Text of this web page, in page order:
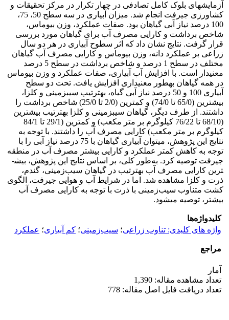
آزمایش­های بلوک کامل تصادفی در چهار تکرار در مرکز تحقیقات و
کشاورزی جیرفت انجام شد. میزان آبیاری در سه سطح 50، 75،
100 درصد نیاز آبی گیاهان بود. صفات عملکرد، وزن بیوماس،
شاخص برداشت و کارایی مصرف آب برای گیاهان مورد بررسی
قرار گرفت. نتایج نشان داد که اثر سطوح آبیاری در هر دو سال
زراعی بر عملکرد دانه، وزن بیوماس و کارایی مصرف آب گیاهان
مختلف در سطح 1 درصد و شاخص برداشت در سطح 5 درصد
معنی­دار است. با افزایش آب آبیاری، صفات عملکرد و وزن بیوماس
در همه گیاهان به­طور معنی‏داری افزایش یافت. تحت دو سطح
آبیاری 100 و 50 درصد نیاز آبی گیاه، به­ترتیب سیب‏زمینی و کلزا،
بیش­ترین (65/0 تا 74/0) و کم­ترین (2/0 تا 25/0) شاخص برداشت را
داشتند. از طرف دیگر، گیاهان سیب‏زمینی و کلزا به­ترتیب بیش­ترین
(68/10 تا 76/22 کیلوگرم بر متر مکعب) و کم­ترین (29/1 تا 84/1
کیلوگرم بر متر مکعب) کارایی مصرف آب را داشتند. با توجه به
نتایج این پژوهش، می‏توان آبیاری گیاهان با 75 درصد نیاز آبی را با
توجه به کاهش کمتر عملکرد و کارایی بیشتر مصرف آب در منطقه
جیرفت توصیه کرد. به‌طور کلی، بر اساس نتایج این پژوهش، بیش­
ترین کارایی مصرف آب به­ترتیب در گیاهان سیب‌زمینی، گندم،
ذرت و کلزا مشاهده شد. اما در شرایط آب و هوایی جیرفت، الگوی
کشت متناوب سیب‌زمینی با ذرت با توجه به کارایی مصرف آب
بیشتر، توصیه می­شود.
کلیدواژه‌ها
واژه های کلیدی: تناوب زراعی؛ سیب‌زمینی؛ کم آبیاری؛ عملکرد
مراجع
آمار
تعداد مشاهده مقاله: 1,390
تعداد دریافت فایل اصل مقاله: 778